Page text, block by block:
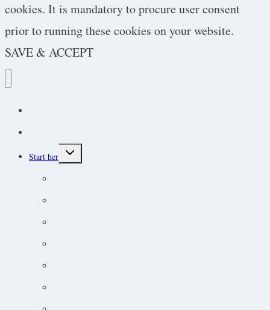
cookies. It is mandatory to procure user consent
prior to running these cookies on your website.
SAVE & ACCEPT
Start her
Toggle